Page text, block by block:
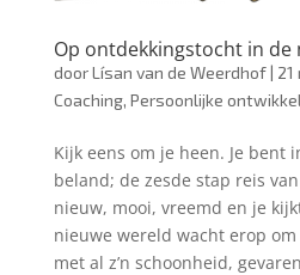
Op ontdekkingstocht in de
doorLísan van de Weerdhof| 21
Coaching, Persoonlijke
Kijk eens om je heen. Je bent
beland; de zesde stap reis
nieuw, mooi, vreemd en je
nieuwe wereld wacht erop
met al z’n schoonheid,